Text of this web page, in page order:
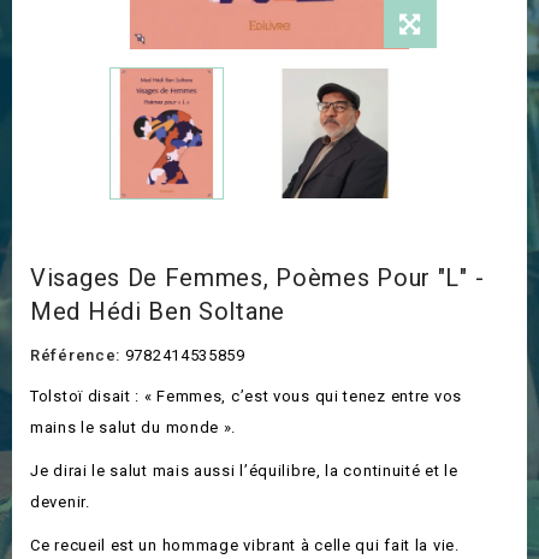
Visages De Femmes, Poèmes Pour "L" -
Med Hédi Ben Soltane
Référence: 9782414535859
Tolstoï disait : « Femmes, c’est vous qui tenez entre vos
mains le salut du monde ».
Je dirai le salut mais aussi l’équilibre, la continuité et le
devenir.
Ce recueil est un hommage vibrant à celle qui fait la vie.